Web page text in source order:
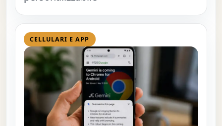
CELLULARI E APP